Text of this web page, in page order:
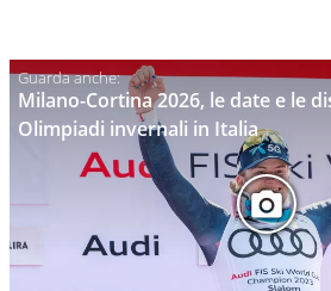
Milano-Cortina 2026, le date e le
Olimpiadi invernali in Italia